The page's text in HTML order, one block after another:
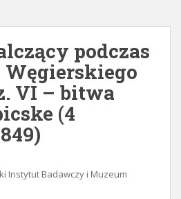
podczas
VI – bitwa
(4
Instytut Badawczy i Muzeum